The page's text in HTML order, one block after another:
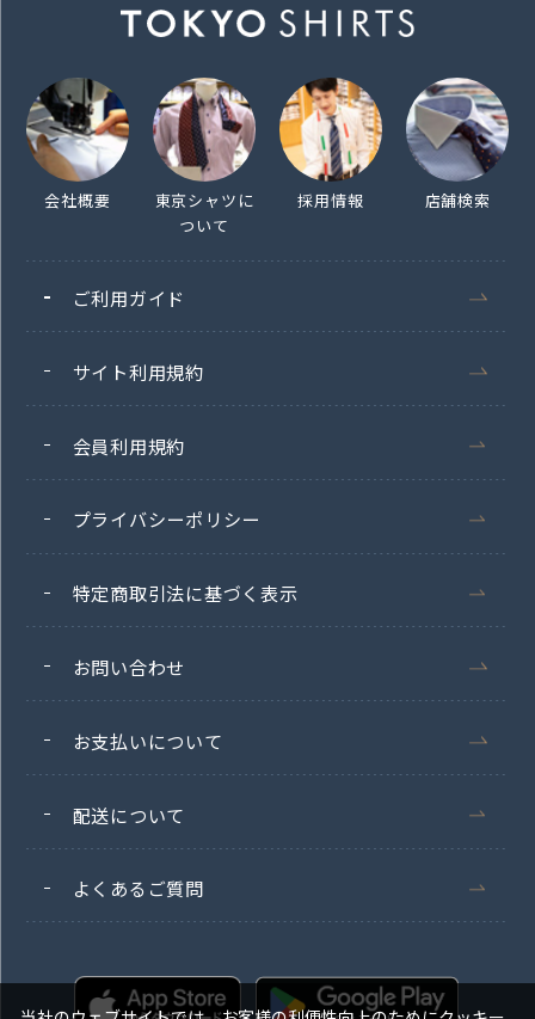
会社概要
東京シャツに
ついて
採用情報 店舗検索
ご利用ガイド
サイト利用規約
会員利用規約
プライバシーポリシー
特定商取引法に基づく表示
お問い合わせ
お支払いについて
配送について
よくあるご質問